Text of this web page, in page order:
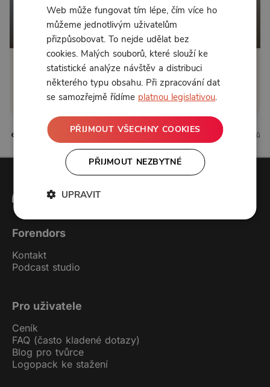
Od 89 Kč měsíčně nebo 49 Kč jednorázově
Zřídit předplatné
Koupit příspěvek
2 komentářů
Forendors
Kontakt
Podcast studio
Pro uživatele
Ceník
FAQ (často kladené dotazy)
Blog pro tvůrce
Logopack ke stažení
Web může fungovat tím lépe, čím více ho
můžeme jednotlivým uživatelům
přizpůsobovat. To nejde udělat bez
cookies. Malých souborů, které slouží ke
statistické analýze návštěv a distribuci
některého typu obsahu. Při zpracování dat
se samozřejmě řídíme platnou legislativou.
PŘIJMOUT VŠECHNY COOKIES
PŘIJMOUT NEZBYTNÉ
UPRAVIT